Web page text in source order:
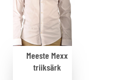
Meeste Mexx
triiksärk